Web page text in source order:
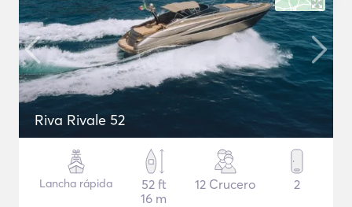
Riva Rivale 52
Lancha rápida
52 ft
16 m
12 Crucero 2